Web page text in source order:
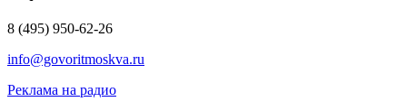
8 (495) 950-62-26
info@govoritmoskva.ru
Реклама на радио